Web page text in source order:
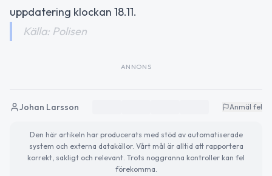
uppdatering klockan 18.11.
Källa: Polisen
ANNONS
Johan Larsson Anmäl fel
Den här artikeln har producerats med stöd av automatiserade
system och externa datakällor. Vårt mål är alltid att rapportera
korrekt, sakligt och relevant. Trots noggranna kontroller kan fel
förekomma.